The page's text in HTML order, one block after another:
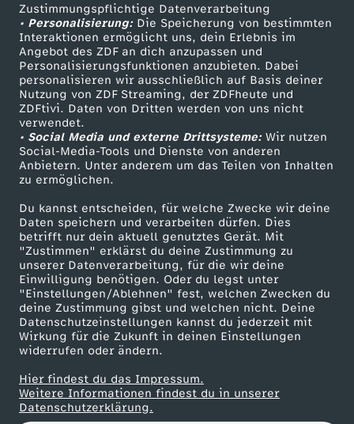
Zustimmungspflichtige Datenverarbeitung
• Personalisierung:Die Speicherung von bestimmten
Interaktionen ermöglicht uns, dein Erlebnis im
Angebot des ZDF an dich anzupassen und
Personalisierungsfunktionen anzubieten. Dabei
personalisieren wir ausschließlich auf Basis deiner
Nutzung von ZDF Streaming, der ZDFheute und
ZDFtivi. Daten von Dritten werden von uns nicht
verwendet.
• Social Media und externe Drittsysteme:Wir nutzen
Social-Media-Tools und Dienste von anderen
Anbietern. Unter anderem um das Teilen von Inhalten
zu ermöglichen.
Du kannst entscheiden, für welche Zwecke wir deine
Daten speichern und verarbeiten dürfen. Dies
betrifft nur dein aktuell genutztes Gerät. Mit
"Zustimmen" erklärst du deine Zustimmung zu
unserer Datenverarbeitung, für die wir deine
Einwilligung benötigen. Oder du legst unter
"Einstellungen/Ablehnen" fest, welchen Zwecken du
deine Zustimmung gibst und welchen nicht. Deine
Datenschutzeinstellungen kannst du jederzeit mit
Wirkung für die Zukunft in deinen Einstellungen
widerrufen oder ändern.
Hier findest du das Impressum.
Weitere Informationen findest du in unserer
Datenschutzerklärung.
z
Livestreams
Sendungen A-Z
TV-Programm
Zuschauerservice
Hilfe
ZDF Unternehmen
Karriere
ZDF goes Schule
Werbefernsehen
Mainzelmännchen
Partner